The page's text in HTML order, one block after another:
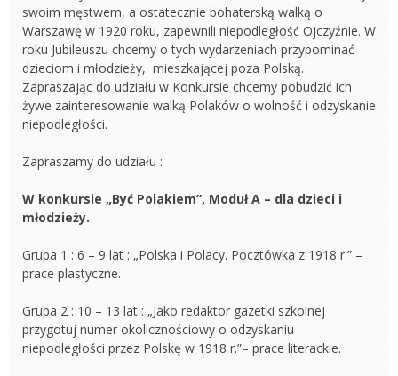
swoim męstwem, a ostatecznie bohaterską walką o
Warszawę w 1920 roku, zapewnili niepodległość Ojczyźnie. W
roku Jubileuszu chcemy o tych wydarzeniach przypominać
dzieciom i młodzieży, mieszkającej poza Polską.
Zapraszając do udziału w Konkursie chcemy pobudzić ich
żywe zainteresowanie walką Polaków o wolność i odzyskanie
niepodległości.
Zapraszamy do udziału :
W konkursie „Być Polakiem”, Moduł A – dla dzieci i
młodzieży.
Grupa 1 : 6 – 9 lat : „Polska i Polacy. Pocztówka z 1918 r.” –
prace plastyczne.
Grupa 2 : 10 – 13 lat : „Jako redaktor gazetki szkolnej
przygotuj numer okolicznościowy o odzyskaniu
niepodległości przez Polskę w 1918 r.”– prace literackie.